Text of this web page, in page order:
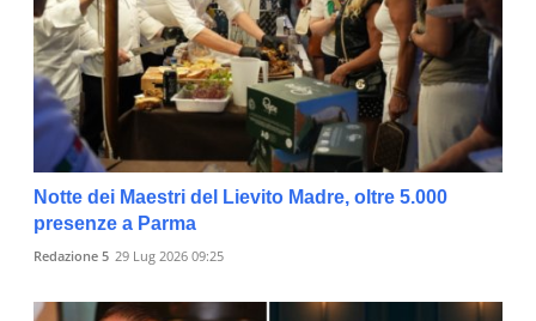
Notte dei Maestri del Lievito Madre, oltre 5.000
presenze a Parma
Redazione 5 29 Lug 2026 09:25